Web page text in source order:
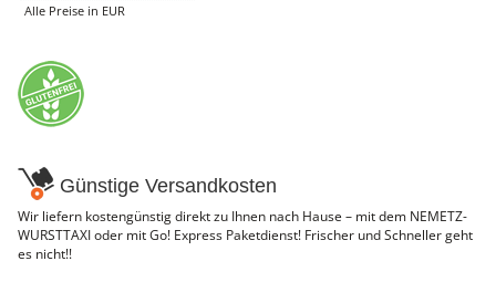
Alle Preise in EUR
Günstige Versandkosten
Wir liefern kostengünstig direkt zu Ihnen nach Hause – mit dem NEMETZ-
WURSTTAXI oder mit Go! Express Paketdienst! Frischer und Schneller geht
es nicht!!